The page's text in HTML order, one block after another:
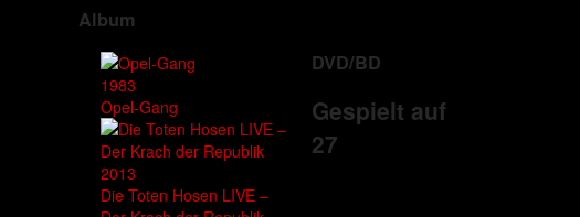
Album
1983
Opel-Gang
2013
Die Toten Hosen LIVE –
DVD/BD
Gespielt auf
27